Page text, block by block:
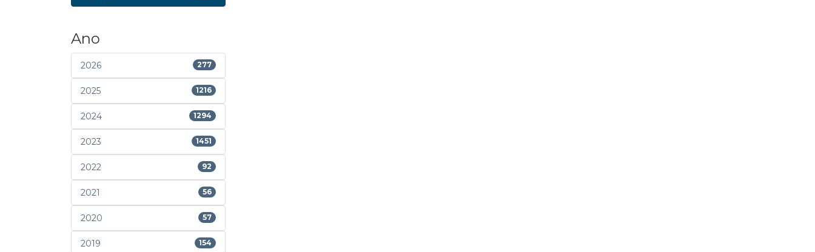
Ano
2026 277
2025 1216
2024 1294
2023 1451
2022 92
2021 56
2020 57
2019 154